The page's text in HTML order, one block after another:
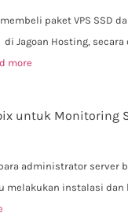
paket VPS SSD
di Jagoan Hosting,
more
untuk Monitoring
administrator server
melakukan instalasi dan